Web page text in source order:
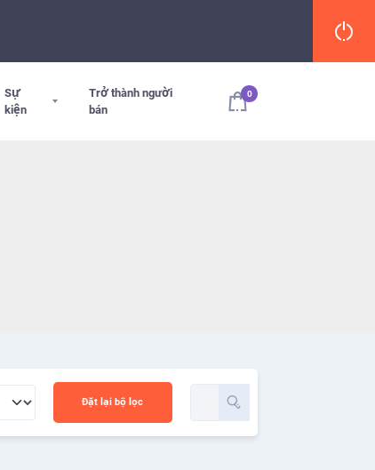
Sự
kiện
Trở thành người
bán
0
Đặt lại bộ lọc